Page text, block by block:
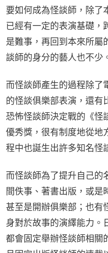
要如何成為怪談師，除了
已經有一定的表演基礎，
是難事，再回到本來所屬
談師的身分的藝人也不少
而怪談師產生的過程除了
的怪談俱樂部表演，還有
恐怖怪談師決定戰的《怪
優秀獎，很有制度地從地
程中也誕生出許多知名怪
而怪談師為了提升自己的
間佚事、著書出版，或是
甚至是開辦俱樂部；也有
身對於故事的演繹能力。
都會固定舉辦怪談師相關